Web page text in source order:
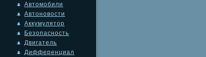
Автомобили
Автоновости
Аккумулятор
Безопасность
Двигатель
Дифференциал